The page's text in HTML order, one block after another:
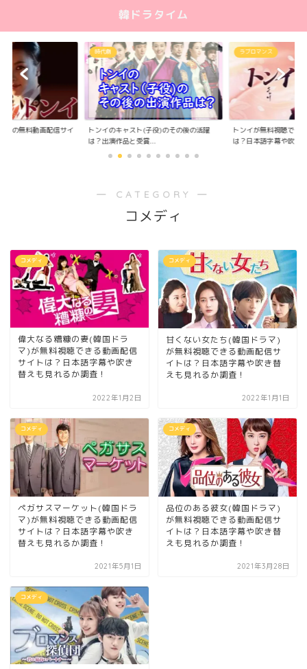
韓ドラタイム
版の無料動画配信サイ
時代劇
トンイのキャスト(子役)のその後の活躍
は？出演作品と受賞...
ラブロマンス
トンイが無料視聴でき
は？日本語字幕や吹き...
― CATEGORY ―
コメディ
コメディ
偉大なる糟糠の妻(韓国ドラ
マ)が無料視聴できる動画配信
サイトは？日本語字幕や吹き
替えも見れるか調査！
2022年1月2日
コメディ
甘くない女たち(韓国ドラマ)
が無料視聴できる動画配信サ
イトは？日本語字幕や吹き替
えも見れるか調査！
2022年1月1日
コメディ
ペガサスマーケット(韓国ドラ
マ)が無料視聴できる動画配信
サイトは？日本語字幕や吹き
替えも見れるか調査！
2021年5月1日
コメディ
品位のある彼女(韓国ドラマ)
が無料視聴できる動画配信サ
イトは？日本語字幕や吹き替
えも見れるか調査！
2021年3月28日
コメディ